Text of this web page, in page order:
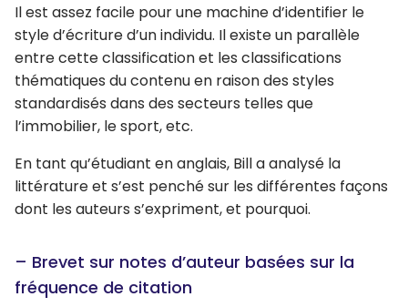
Il est assez facile pour une machine d’identifier le
style d’écriture d’un individu. Il existe un parallèle
entre cette classification et les classifications
thématiques du contenu en raison des styles
standardisés dans des secteurs telles que
l’immobilier, le sport, etc.
En tant qu’étudiant en anglais, Bill a analysé la
littérature et s’est penché sur les différentes façons
dont les auteurs s’expriment, et pourquoi.
– Brevet sur notes d’auteur basées sur la
fréquence de citation